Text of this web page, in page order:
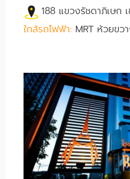
188 แขวงรัชดาภิเษก
ใกล้รถไฟฟ้า: MRT ห้วยขว